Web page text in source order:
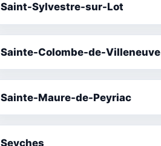
Saint-Sylvestre-sur-Lot
Sainte-Colombe-de-Villeneuve
Sainte-Maure-de-Peyriac
Seyches